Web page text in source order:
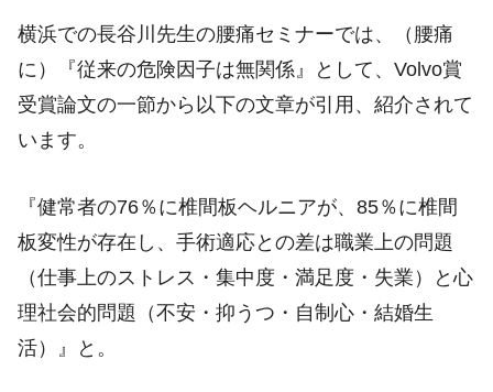
横浜での長谷川先生の腰痛セミナーでは、（腰痛
に）『従来の危険因子は無関係』として、Volvo賞
受賞論文の一節から以下の文章が引用、紹介されて
います。
『健常者の76％に椎間板ヘルニアが、85％に椎間
板変性が存在し、手術適応との差は職業上の問題
（仕事上のストレス・集中度・満足度・失業）と心
理社会的問題（不安・抑うつ・自制心・結婚生
活）』と。